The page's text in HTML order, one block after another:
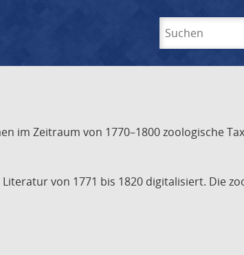
im Zeitraum von 1770–1800 zoologische
von 1771 bis 1820 digitalisiert. Die